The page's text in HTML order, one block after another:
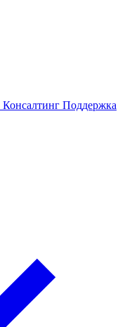
Консалтинг Поддержка